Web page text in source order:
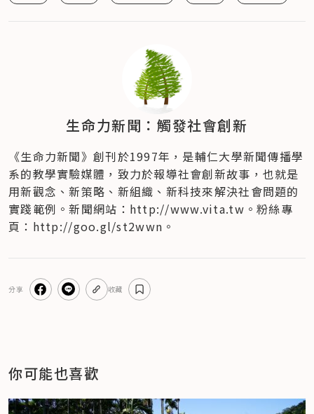
生命力新聞：觸發社會創新
《生命力新聞》創刊於1997年，是輔仁大學新聞傳播學
系的教學實驗媒體，致力於報導社會創新故事，也就是
用新觀念、新策略、新組織、新科技來解決社會問題的
實踐範例。新聞網站：http://www.vita.tw。粉絲專
頁：http://goo.gl/st2wwn。
分享 收藏
你可能也喜歡